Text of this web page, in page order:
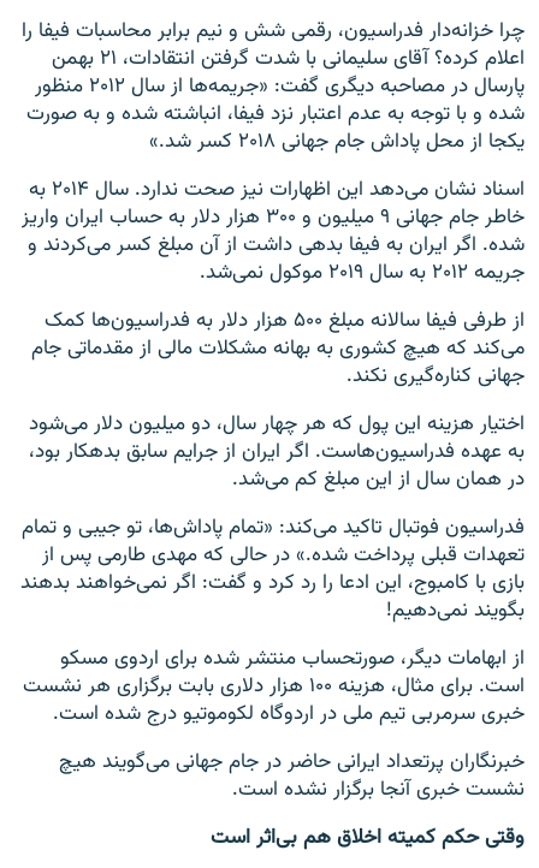
چرا خزانه‌دار فدراسیون، رقمی شش و نیم برابر محاسبات فیفا را
اعلام کرده؟ آقای سلیمانی با شدت گرفتن انتقادات، ۲۱ بهمن
پارسال در مصاحبه دیگری گفت: «جریمه‌ها از سال ۲۰۱۲ منظور
شده و با توجه به عدم اعتبار نزد فیفا، انباشته شده و به صورت
یکجا از محل پاداش جام جهانی ۲۰۱۸ کسر شد.»
اسناد نشان می‌دهد این اظهارات نیز صحت ندارد. سال ۲۰۱۴ به
خاطر جام جهانی ۹ میلیون و ۳۰۰ هزار دلار به حساب ایران واریز
شده. اگر ایران به فیفا بدهی داشت از آن مبلغ کسر می‌کردند و
جریمه ۲۰۱۲ به سال ۲۰۱۹ موکول نمی‌شد.
از طرفی فیفا سالانه مبلغ ۵۰۰ هزار دلار به فدراسیون‌ها کمک
می‌کند که هیچ کشوری به بهانه مشکلات مالی از مقدماتی جام‌‌
جهانی کناره‌گیری نکند.
اختیار هزینه این پول که هر چهار سال، دو میلیون دلار می‌شود
به عهده فدراسیون‌هاست. اگر ایران از جرایم سابق بدهکار بود،
در همان سال از این مبلغ کم می‌شد.
فدراسیون فوتبال تاکید می‌کند: «تمام پاداش‌ها، تو جیبی و تمام
تعهدات قبلی پرداخت شده.» در حالی که مهدی طارمی پس از
بازی با کامبوج، این ادعا را رد کرد و گفت: اگر نمی‌خواهند بدهند
بگویند نمی‌دهیم!
از ابهامات دیگر، صورتحساب منتشر شده برای اردوی مسکو
است. برای مثال، هزینه ۱۰۰ هزار دلاری بابت برگزاری هر نشست
خبری سرمربی تیم ملی در اردوگاه لکوموتیو درج شده است.
خبرنگاران پرتعداد ایرانی حاضر در جام جهانی می‌گویند هیچ
نشست خبری آنجا برگزار نشده است.
وقتی حکم کمیته اخلاق هم بی‌اثر است